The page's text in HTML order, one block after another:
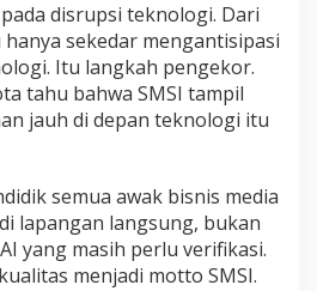
disrupsi teknologi. Dari
hanya sekedar mengantisipasi
Itu langkah pengekor.
tahu bahwa SMSI tampil
jauh di depan teknologi itu
semua awak bisnis media
lapangan langsung, bukan
yang masih perlu verifikasi.
menjadi motto SMSI.